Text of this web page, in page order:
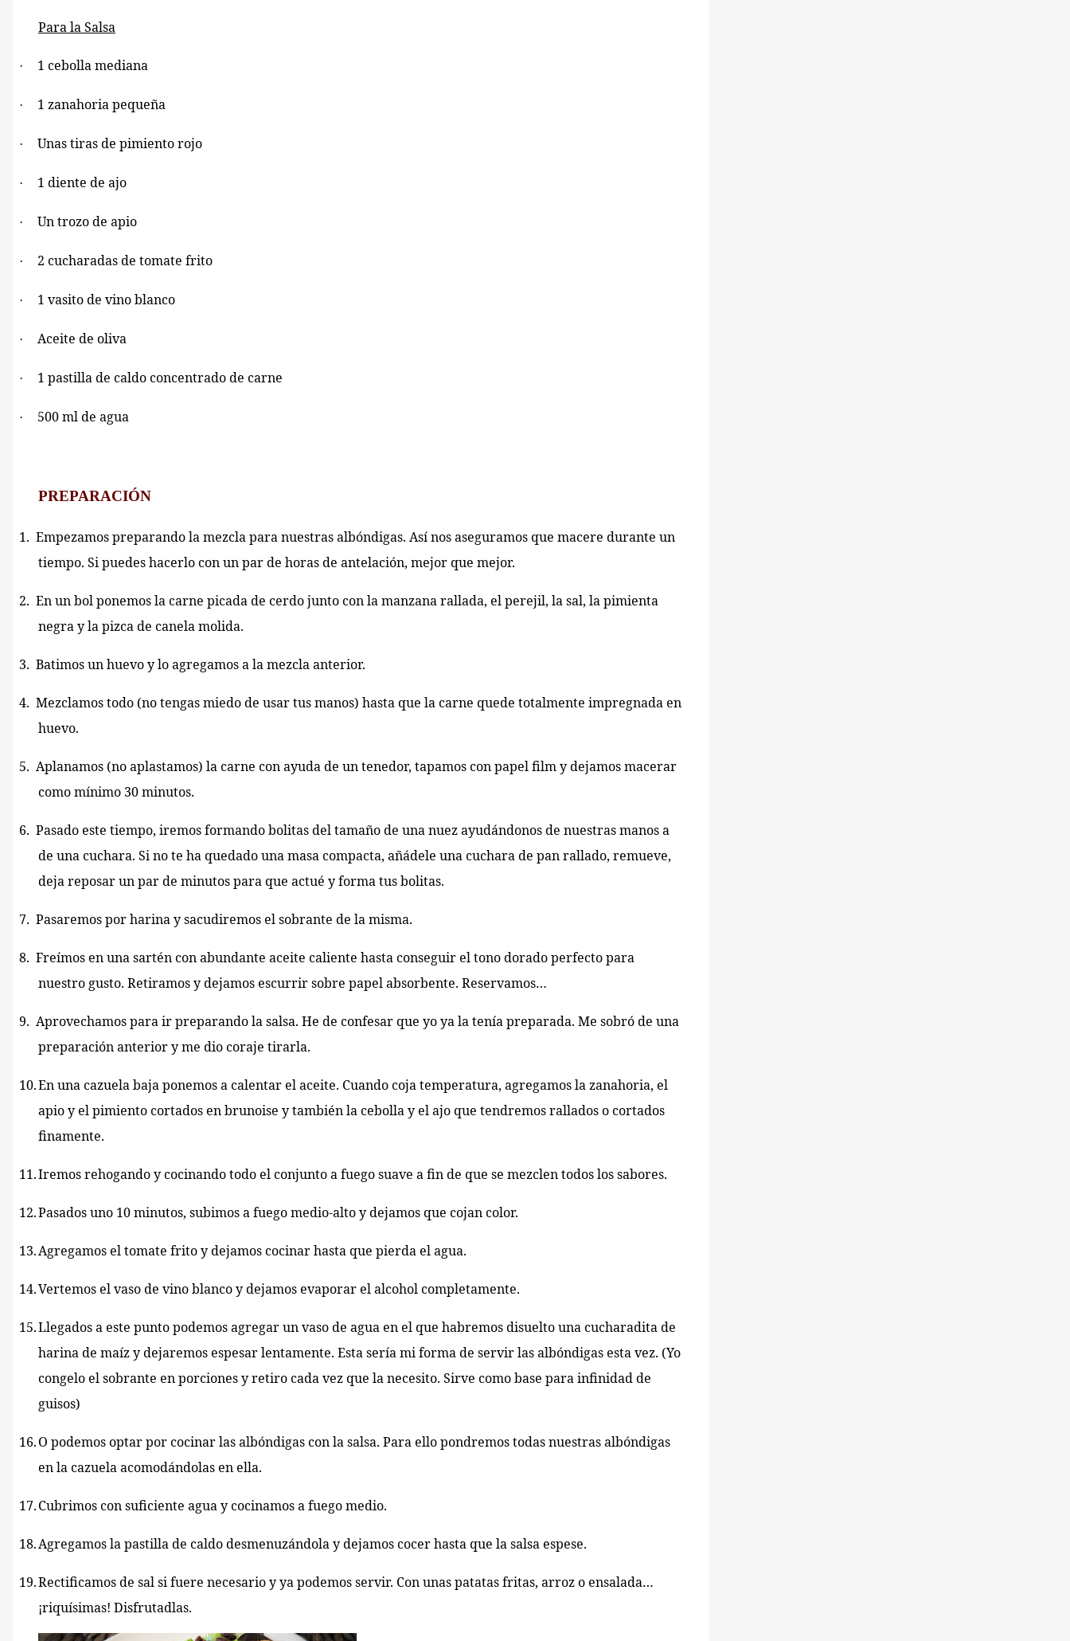
Para la Salsa
· 1 cebolla mediana
· 1 zanahoria pequeña
· Unas tiras de pimiento rojo
· 1 diente de ajo
· Un trozo de apio
· 2 cucharadas de tomate frito
· 1 vasito de vino blanco
· Aceite de oliva
· 1 pastilla de caldo concentrado de carne
· 500 ml de agua
PREPARACIÓN
1. Empezamos preparando la mezcla para nuestras albóndigas. Así nos aseguramos que macere durante un
tiempo. Si puedes hacerlo con un par de horas de antelación, mejor que mejor.
2. En un bol ponemos la carne picada de cerdo junto con la manzana rallada, el perejil, la sal, la pimienta
negra y la pizca de canela molida.
3. Batimos un huevo y lo agregamos a la mezcla anterior.
4. Mezclamos todo (no tengas miedo de usar tus manos) hasta que la carne quede totalmente impregnada en
huevo.
5. Aplanamos (no aplastamos) la carne con ayuda de un tenedor, tapamos con papel film y dejamos macerar
como mínimo 30 minutos.
6. Pasado este tiempo, iremos formando bolitas del tamaño de una nuez ayudándonos de nuestras manos a
de una cuchara. Si no te ha quedado una masa compacta, añádele una cuchara de pan rallado, remueve,
deja reposar un par de minutos para que actué y forma tus bolitas.
7. Pasaremos por harina y sacudiremos el sobrante de la misma.
8. Freímos en una sartén con abundante aceite caliente hasta conseguir el tono dorado perfecto para
nuestro gusto. Retiramos y dejamos escurrir sobre papel absorbente. Reservamos…
9. Aprovechamos para ir preparando la salsa. He de confesar que yo ya la tenía preparada. Me sobró de una
preparación anterior y me dio coraje tirarla.
10.En una cazuela baja ponemos a calentar el aceite. Cuando coja temperatura, agregamos la zanahoria, el
apio y el pimiento cortados en brunoise y también la cebolla y el ajo que tendremos rallados o cortados
finamente.
11.Iremos rehogando y cocinando todo el conjunto a fuego suave a fin de que se mezclen todos los sabores.
12.Pasados uno 10 minutos, subimos a fuego medio-alto y dejamos que cojan color.
13.Agregamos el tomate frito y dejamos cocinar hasta que pierda el agua.
14.Vertemos el vaso de vino blanco y dejamos evaporar el alcohol completamente.
15.Llegados a este punto podemos agregar un vaso de agua en el que habremos disuelto una cucharadita de
harina de maíz y dejaremos espesar lentamente. Esta sería mi forma de servir las albóndigas esta vez. (Yo
congelo el sobrante en porciones y retiro cada vez que la necesito. Sirve como base para infinidad de
guisos)
16.O podemos optar por cocinar las albóndigas con la salsa. Para ello pondremos todas nuestras albóndigas
en la cazuela acomodándolas en ella.
17.Cubrimos con suficiente agua y cocinamos a fuego medio.
18.Agregamos la pastilla de caldo desmenuzándola y dejamos cocer hasta que la salsa espese.
19.Rectificamos de sal si fuere necesario y ya podemos servir. Con unas patatas fritas, arroz o ensalada…
¡riquísimas! Disfrutadlas.